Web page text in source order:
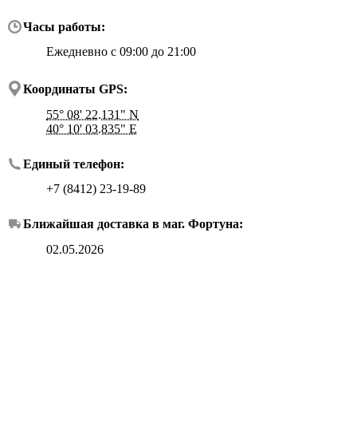
Часы работы:
Ежедневно с 09:00 до 21:00
Координаты GPS:
55° 08' 22.131" N
40° 10' 03.835" E
Единый телефон:
+7 (8412) 23-19-89
Ближайшая доставка в маг. Фортуна:
02.05.2026